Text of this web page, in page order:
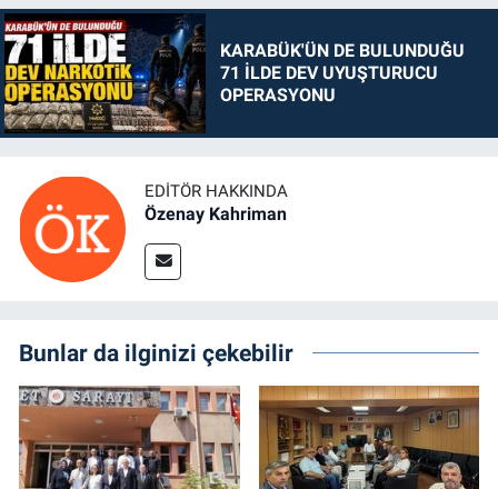
KARABÜK'ÜN DE BULUNDUĞU
71 İLDE DEV UYUŞTURUCU
OPERASYONU
EDITÖR HAKKINDA
Özenay Kahriman
Bunlar da ilginizi çekebilir